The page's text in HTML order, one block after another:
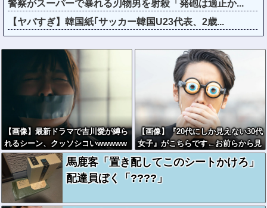
警察がスーパーで暴れる刃物男を射殺「発砲は適正か...
【ヤバすぎ】韓国紙｢サッカー韓国U23代表、2歳...
【画像】最新ドラマで吉川愛が縛ら
れるシーン、クッソシコいwwwww
www
【画像】『20代にしか見えない30代
女子』がこちらです←お前らから見
てどう？？？？？？？
馬鹿客「置き配してこのシートかけろ」
配達員ぼく「????」